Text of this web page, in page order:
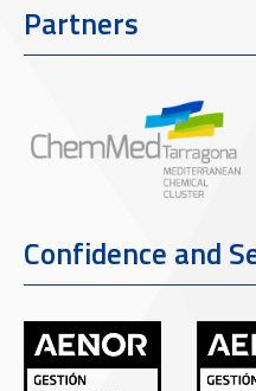
Partners
Confidence and